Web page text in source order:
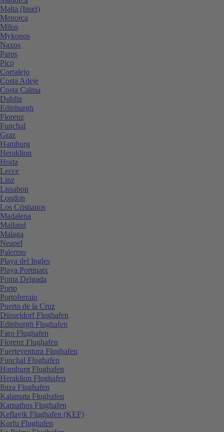
Malta (Insel)
Menorca
Milos
Mykonos
Naxos
Paros
Pico
Corralejo
Costa Adeje
Costa Calma
Dublin
Edinburgh
Florenz
Funchal
Graz
Hamburg
Heraklion
Horta
Lecce
Linz
Lissabon
London
Los Cristianos
Madalena
Mailand
Malaga
Neapel
Palermo
Playa del Ingles
Playa Portinatx
Ponta Delgada
Porto
Portoferraio
Puerto de la Cruz
Düsseldorf Flughafen
Edinburgh Flughafen
Faro Flughafen
Florenz Flughafen
Fuerteventura Flughafen
Funchal Flughafen
Hamburg Flughafen
Heraklion Flughafen
Ibiza Flughafen
Kalamata Flughafen
Karpathos Flughafen
Keflavik Flughafen (KEF)
Korfu Flughafen